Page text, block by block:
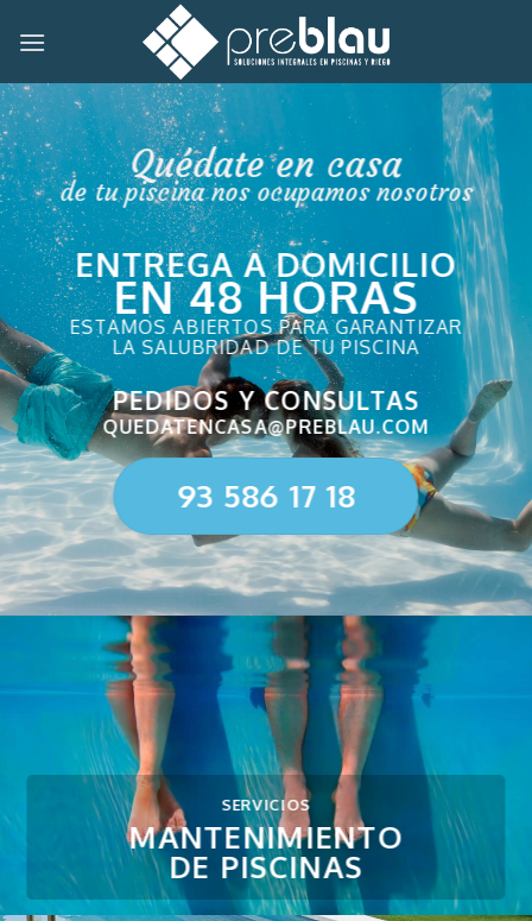
Quédate en casa
de tu piscina nos ocupamos nosotros
ENTREGA A DOMICILIO
EN 48 HORAS
ESTAMOS ABIERTOS PARA GARANTIZAR
LA SALUBRIDAD DE TU PISCINA
PEDIDOS Y CONSULTAS
QUEDATENCASA@PREBLAU.COM
93 586 17 18
SERVICIOS
MANTENIMIENTO
DE PISCINAS